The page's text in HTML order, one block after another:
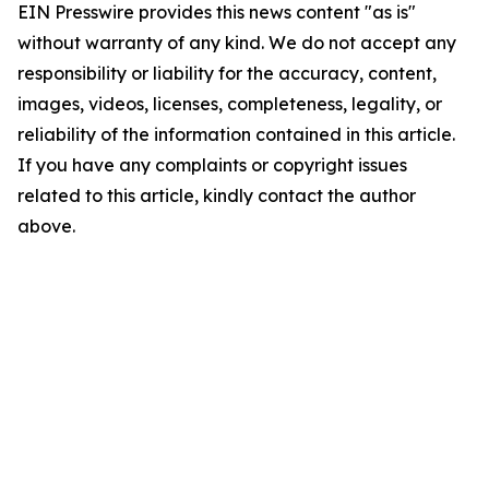
EIN Presswire provides this news content "as is"
without warranty of any kind. We do not accept any
responsibility or liability for the accuracy, content,
images, videos, licenses, completeness, legality, or
reliability of the information contained in this article.
If you have any complaints or copyright issues
related to this article, kindly contact the author
above.